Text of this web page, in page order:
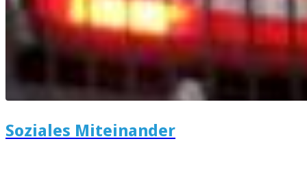
Soziales Miteinander